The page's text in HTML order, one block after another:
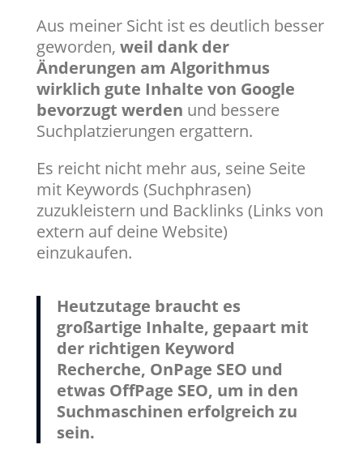
Aus meiner Sicht ist es deutlich besser
geworden, weil dank der
Änderungen am Algorithmus
wirklich gute Inhalte von Google
bevorzugt werden und bessere
Suchplatzierungen ergattern.
Es reicht nicht mehr aus, seine Seite
mit Keywords (Suchphrasen)
zuzukleistern und Backlinks (Links von
extern auf deine Website)
einzukaufen.
Heutzutage braucht es
großartige Inhalte, gepaart mit
der richtigen Keyword
Recherche, OnPage SEO und
etwas OffPage SEO, um in den
Suchmaschinen erfolgreich zu
sein.